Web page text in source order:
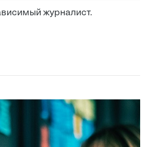
журналист.